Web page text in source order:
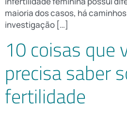
maioria dos casos, há
investigação […]
10 coisas que
precisa saber
fertilidade